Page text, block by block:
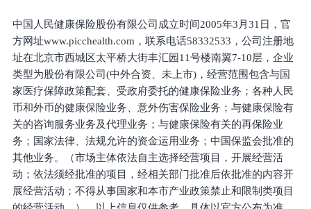
中国人民健康保险股份有限公司成立时间2005年3月31日，官
方网址www.picchealth.com，联系电话58332533，公司注册地
址在北京市西城区太平桥大街丰汇园11号楼南翼7-10层，企业
类型为股份有限公司(中外合资、未上市)，经营范围包含与国
家医疗保障政策配套、受政府委托的健康保险业务；各种人民
币和外币的健康保险业务、意外伤害保险业务；与健康保险有
关的咨询服务业务及代理业务；与健康保险有关的再保险业
务；国家法律、法规允许的资金运用业务；中国保监会批准的
其他业务。（市场主体依法自主选择经营项目，开展经营活
动；依法须经批准的项目，经相关部门批准后依批准的内容开
展经营活动；不得从事国家和本市产业政策禁止和限制类项目